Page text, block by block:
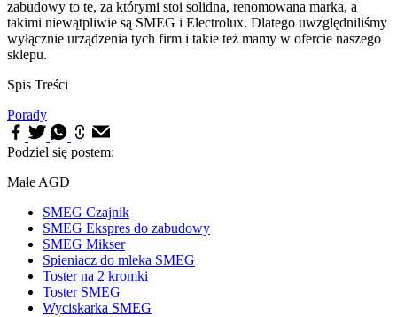
zabudowy to te, za którymi stoi solidna, renomowana marka, a
takimi niewątpliwie są SMEG i Electrolux. Dlatego uwzględniliśmy
wyłącznie urządzenia tych firm i takie też mamy w ofercie naszego
sklepu.
Spis Treści
Porady
Podziel się postem:
Małe AGD
SMEG Czajnik
SMEG Ekspres do zabudowy
SMEG Mikser
Spieniacz do mleka SMEG
Toster na 2 kromki
Toster SMEG
Wyciskarka SMEG